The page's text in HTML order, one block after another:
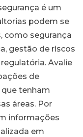
é um
podem se
como segurança
gestão de riscos
Avalie
de
tenham
áreas. Por
informações
em